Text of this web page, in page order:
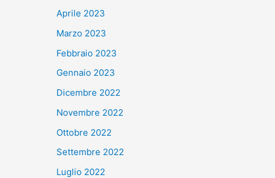
Aprile 2023
Marzo 2023
Febbraio 2023
Gennaio 2023
Dicembre 2022
Novembre 2022
Ottobre 2022
Settembre 2022
Luglio 2022